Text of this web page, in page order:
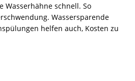
Wasserhähne schnell. So
Wassersparende
helfen auch, Kosten zu